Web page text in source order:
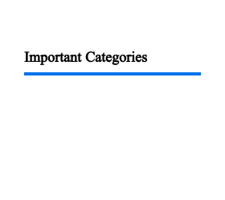
Important Categories